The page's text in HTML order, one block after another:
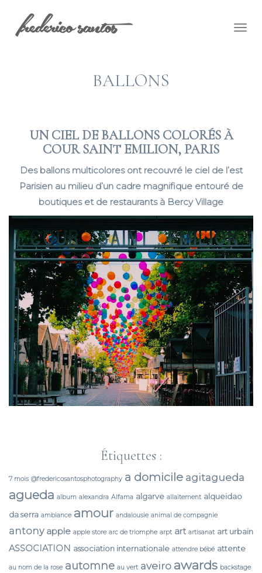
BALLONS
UN CIEL DE BALLONS COLORÉS À
COUR SAINT EMILION, PARIS
Des ballons multicolores ont recouvré le ciel de l’est
Parisien au milieu d’un cadre magnifique entouré de
boutiques et de restaurants à Bercy Village
Étiquettes :
7 mois @fredericosantosphotography a domicile agitagueda
agueda album alexandra Alfama algarve allaitement alqueidao
da serra ambiance amour andalousie animal de compagnie
antony apple apple store arc de triomphe arpt art artisanat art urbain
ASSOCIATION association internationale attendre bébé attente
au nom de la rose automne au vert aveiro awards backstage